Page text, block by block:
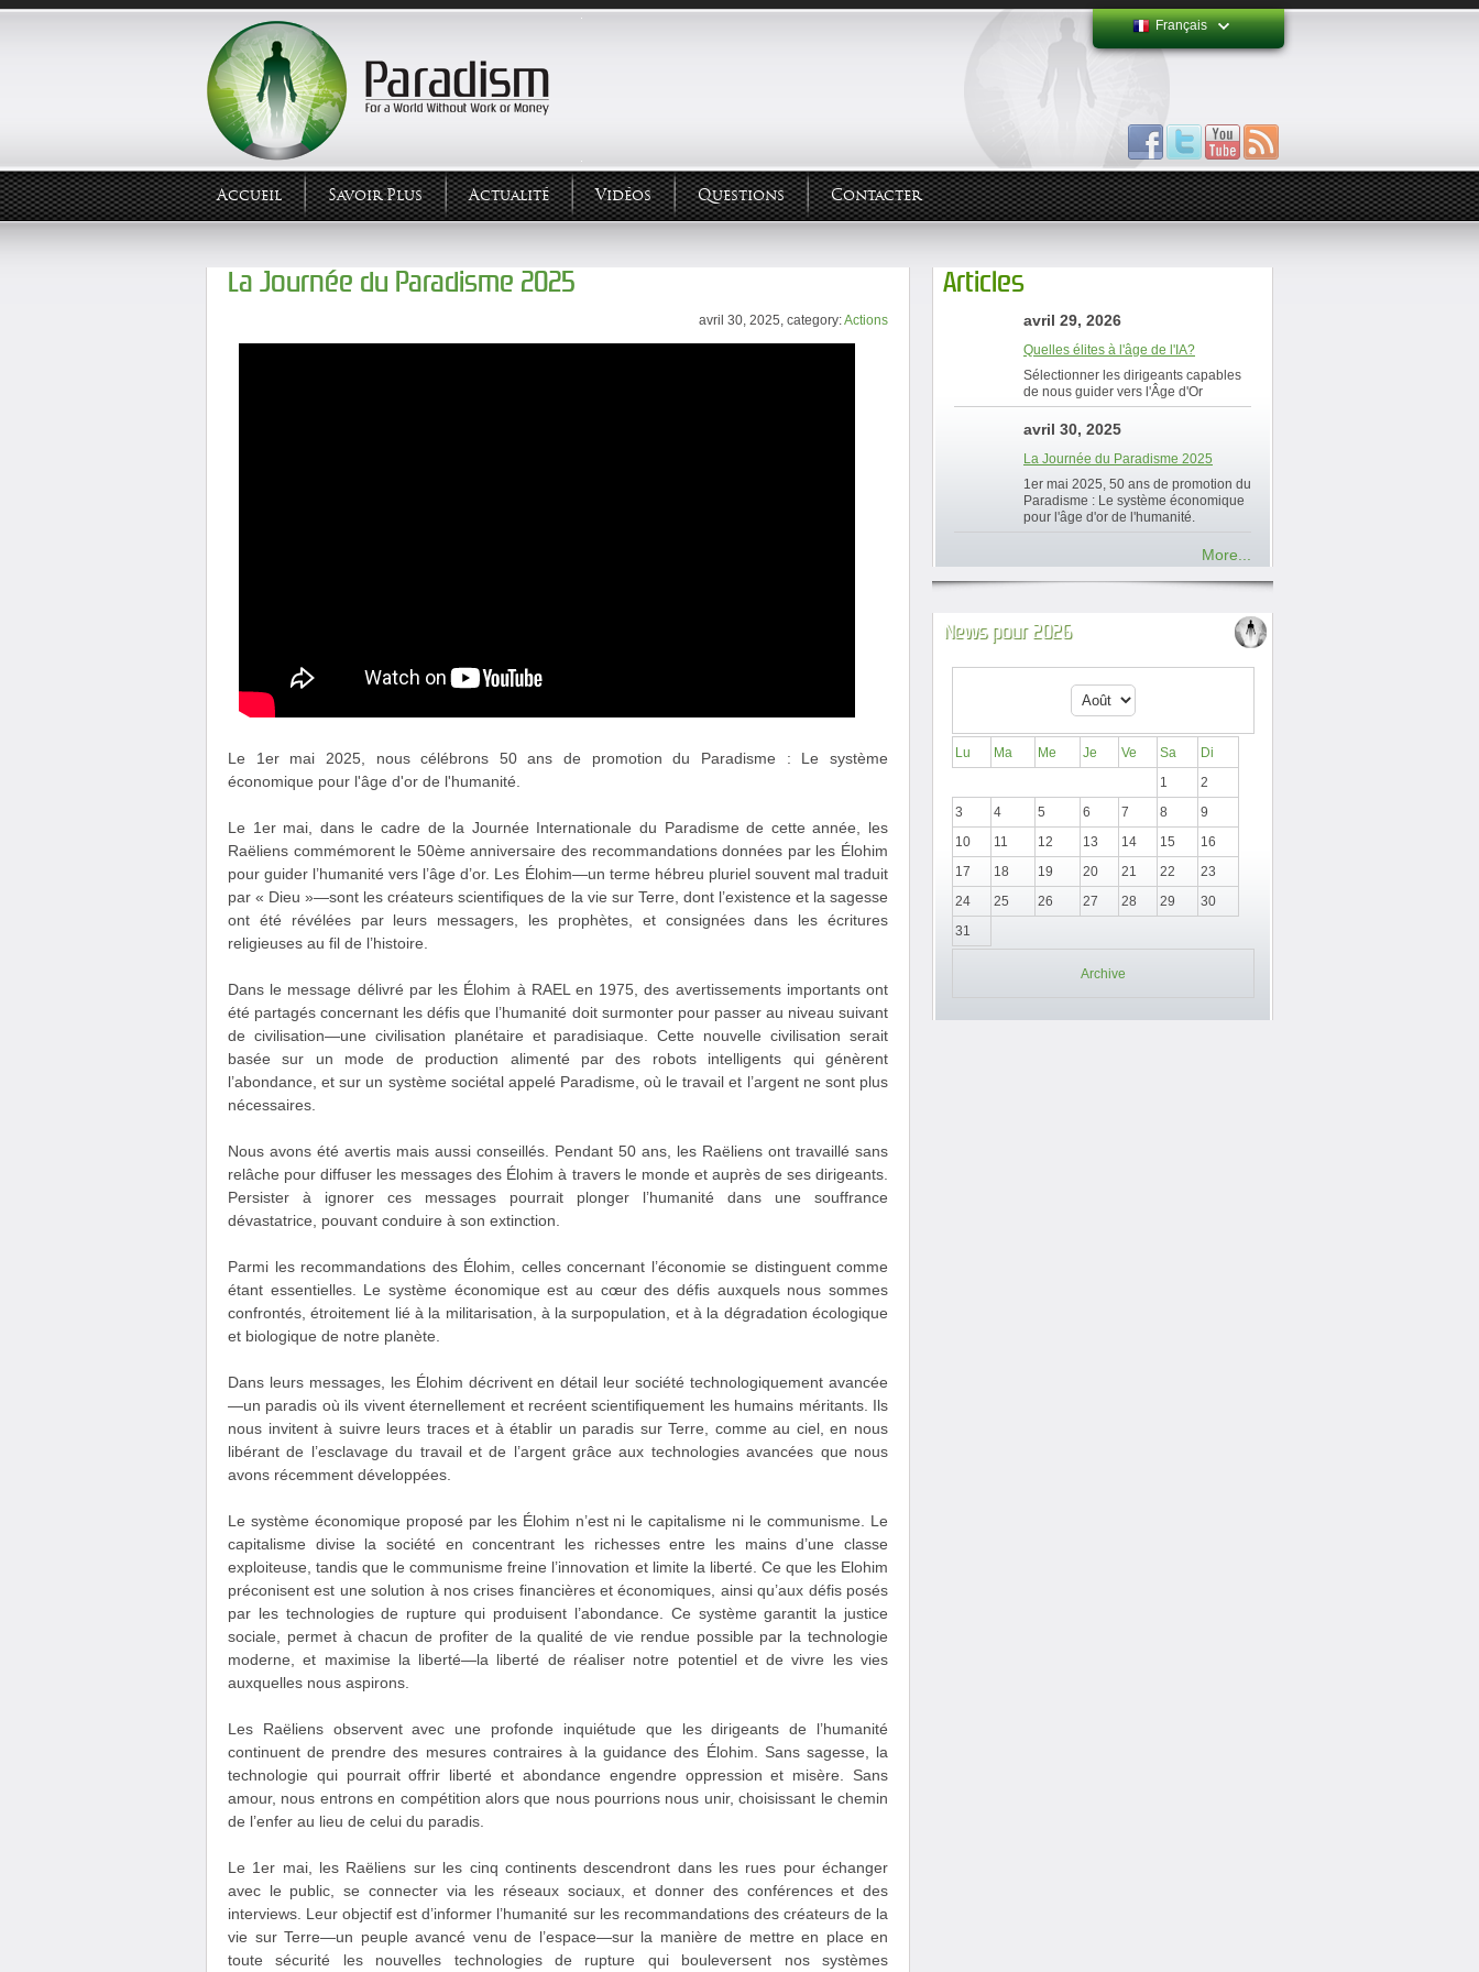
Français
Accueil Savoir Plus Actualité Vidéos Questions Contacter
La Journée du Paradisme 2025
avril 30, 2025, category:Actions
Le 1er mai 2025, nous célébrons 50 ans de promotion du Paradisme : Le système
économique pour l'âge d'or de l'humanité.
Le 1er mai, dans le cadre de la Journée Internationale du Paradisme de cette année, les
Raëliens commémorent le 50ème anniversaire des recommandations données par les Élohim
pour guider l’humanité vers l’âge d’or. Les Élohim—un terme hébreu pluriel souvent mal traduit
par « Dieu »—sont les créateurs scientifiques de la vie sur Terre, dont l’existence et la sagesse
ont été révélées par leurs messagers, les prophètes, et consignées dans les écritures
religieuses au fil de l’histoire.
Dans le message délivré par les Élohim à RAEL en 1975, des avertissements importants ont
été partagés concernant les défis que l’humanité doit surmonter pour passer au niveau suivant
de civilisation—une civilisation planétaire et paradisiaque. Cette nouvelle civilisation serait
basée sur un mode de production alimenté par des robots intelligents qui génèrent
l’abondance, et sur un système sociétal appelé Paradisme, où le travail et l’argent ne sont plus
nécessaires.
Nous avons été avertis mais aussi conseillés. Pendant 50 ans, les Raëliens ont travaillé sans
relâche pour diffuser les messages des Élohim à travers le monde et auprès de ses dirigeants.
Persister à ignorer ces messages pourrait plonger l’humanité dans une souffrance
dévastatrice, pouvant conduire à son extinction.
Parmi les recommandations des Élohim, celles concernant l’économie se distinguent comme
étant essentielles. Le système économique est au cœur des défis auxquels nous sommes
confrontés, étroitement lié à la militarisation, à la surpopulation, et à la dégradation écologique
et biologique de notre planète.
Dans leurs messages, les Élohim décrivent en détail leur société technologiquement avancée
—un paradis où ils vivent éternellement et recréent scientifiquement les humains méritants. Ils
nous invitent à suivre leurs traces et à établir un paradis sur Terre, comme au ciel, en nous
libérant de l’esclavage du travail et de l’argent grâce aux technologies avancées que nous
avons récemment développées.
Le système économique proposé par les Élohim n’est ni le capitalisme ni le communisme. Le
capitalisme divise la société en concentrant les richesses entre les mains d’une classe
exploiteuse, tandis que le communisme freine l’innovation et limite la liberté. Ce que les Elohim
préconisent est une solution à nos crises financières et économiques, ainsi qu’aux défis posés
par les technologies de rupture qui produisent l’abondance. Ce système garantit la justice
sociale, permet à chacun de profiter de la qualité de vie rendue possible par la technologie
moderne, et maximise la liberté—la liberté de réaliser notre potentiel et de vivre les vies
auxquelles nous aspirons.
Les Raëliens observent avec une profonde inquiétude que les dirigeants de l’humanité
continuent de prendre des mesures contraires à la guidance des Élohim. Sans sagesse, la
technologie qui pourrait offrir liberté et abondance engendre oppression et misère. Sans
amour, nous entrons en compétition alors que nous pourrions nous unir, choisissant le chemin
de l’enfer au lieu de celui du paradis.
Le 1er mai, les Raëliens sur les cinq continents descendront dans les rues pour échanger
avec le public, se connecter via les réseaux sociaux, et donner des conférences et des
interviews. Leur objectif est d’informer l’humanité sur les recommandations des créateurs de la
vie sur Terre—un peuple avancé venu de l’espace—sur la manière de mettre en place en
toute sécurité les nouvelles technologies de rupture qui bouleversent nos systèmes
Articles
avril 29, 2026
Quelles élites à l'âge de l'IA?
Sélectionner les dirigeants capables
de nous guider vers l'Âge d'Or
avril 30, 2025
La Journée du Paradisme 2025
1er mai 2025, 50 ans de promotion du
Paradisme : Le système économique
pour l'âge d'or de l'humanité.
More...
News pour 2026
Lu Ma Me Je Ve Sa
Di
1
2
3
4 5 6 7 8
9
10
11 12 13 14 15
16
17
18 19 20 21 22
23
24
25 26 27 28 29
30
31
Archive